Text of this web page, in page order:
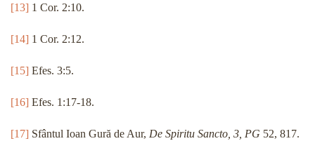
[13] 1 Cor. 2:10.
[14] 1 Cor. 2:12.
[15] Efes. 3:5.
[16] Efes. 1:17-18.
[17] Sfântul Ioan Gură de Aur, De Spiritu Sancto, 3, PG 52, 817.